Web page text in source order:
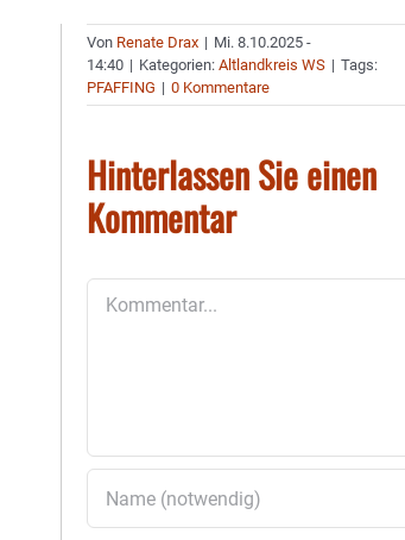
Von Renate Drax | Mi. 8.10.2025 -
14:40 | Kategorien:Altlandkreis WS | Tags:
PFAFFING | 0 Kommentare
Hinterlassen Sie einen
Kommentar